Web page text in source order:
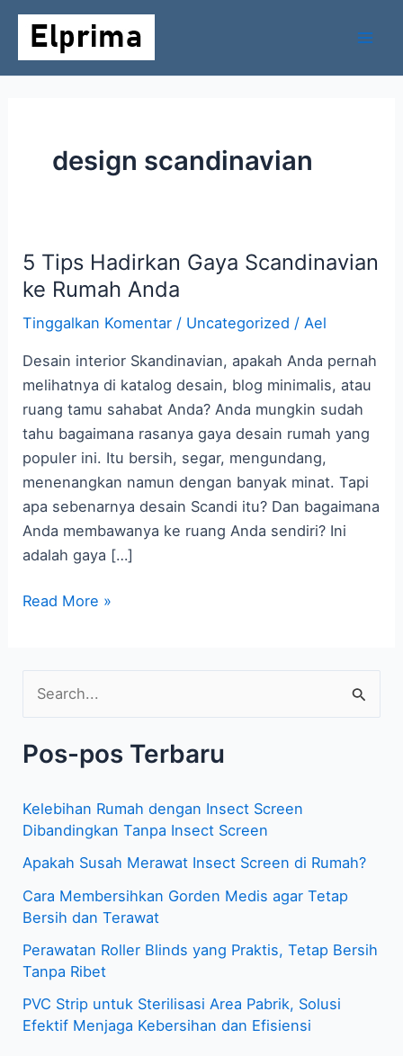
Lewati
konten
design scandinavian
5 Tips Hadirkan Gaya Scandinavian
ke Rumah Anda
Tinggalkan Komentar / Uncategorized /Ael
Desain interior Skandinavian, apakah Anda pernah
melihatnya di katalog desain, blog minimalis, atau
ruang tamu sahabat Anda? Anda mungkin sudah
tahu bagaimana rasanya gaya desain rumah yang
populer ini. Itu bersih, segar, mengundang,
menenangkan namun dengan banyak minat. Tapi
apa sebenarnya desain Scandi itu? Dan bagaimana
Anda membawanya ke ruang Anda sendiri? Ini
adalah gaya […]
5
Tips
Gaya
Scandinavian
ke
Rumah
Anda
Read More »
r
u
n
t
u
k
:
Pos-pos Terbaru
Kelebihan Rumah dengan Insect Screen
Dibandingkan Tanpa Insect Screen
Apakah Susah Merawat Insect Screen di Rumah?
Cara Membersihkan Gorden Medis agar Tetap
Bersih dan Terawat
Perawatan Roller Blinds yang Praktis, Tetap Bersih
Tanpa Ribet
PVC Strip untuk Sterilisasi Area Pabrik, Solusi
Efektif Menjaga Kebersihan dan Efisiensi